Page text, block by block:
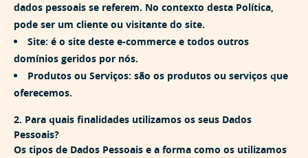
dados pessoais se referem. No contexto desta Política,
pode ser um cliente ou visitante do site.
Site: é o site deste e-commerce e todos outros
domínios geridos por nós.
Produtos ou Serviços: são os produtos ou serviços que
oferecemos.
2. Para quais finalidades utilizamos os seus Dados
Pessoais?
Os tipos de Dados Pessoais e a forma como os utilizamos